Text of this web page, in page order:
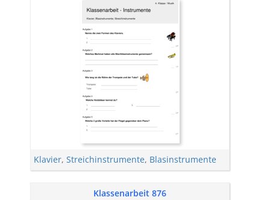
Klavier, Streichinstrumente, Blasinstrumente
Klassenarbeit 876